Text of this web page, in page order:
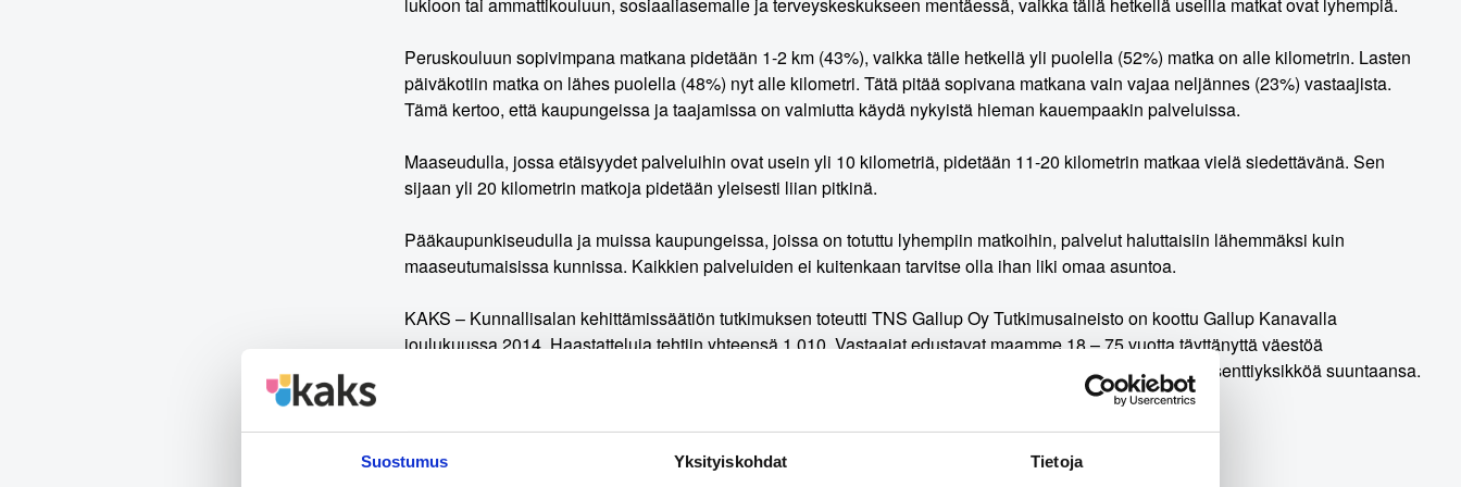
Suostumus Yksityiskohdat Tietoja
Peruskouluun sopivimpana matkana pidetään 1-2 km (43%), vaikka tälle hetkellä yli puolella (52%) matka on alle kilometrin. Lasten
päiväkotiin matka on lähes puolella (48%) nyt alle kilometri. Tätä pitää sopivana matkana vain vajaa neljännes (23%) vastaajista.
Tämä kertoo, että kaupungeissa ja taajamissa on valmiutta käydä nykyistä hieman kauempaakin palveluissa.
Maaseudulla, jossa etäisyydet palveluihin ovat usein yli 10 kilometriä, pidetään 11-20 kilometrin matkaa vielä siedettävänä. Sen
sijaan yli 20 kilometrin matkoja pidetään yleisesti liian pitkinä.
Pääkaupunkiseudulla ja muissa kaupungeissa, joissa on totuttu lyhempiin matkoihin, palvelut haluttaisiin lähemmäksi kuin
maaseutumaisissa kunnissa. Kaikkien palveluiden ei kuitenkaan tarvitse olla ihan liki omaa asuntoa.
KAKS – Kunnallisalan kehittämissäätiön tutkimuksen toteutti TNS Gallup Oy Tutkimusaineisto on koottu Gallup Kanavalla
joulukuussa 2014. Haastatteluja tehtiin yhteensä 1.010. Vastaajat edustavat maamme 18 – 75 vuotta täyttänyttä väestöä
Ahvenanmaata lukuunottamatta. Tutkimuksen tulosten virhemarginaali on suurimmillaan vajaat kolme prosenttiyksikköä suuntaansa.
Ilmapuntari_etäisyydet.pdf